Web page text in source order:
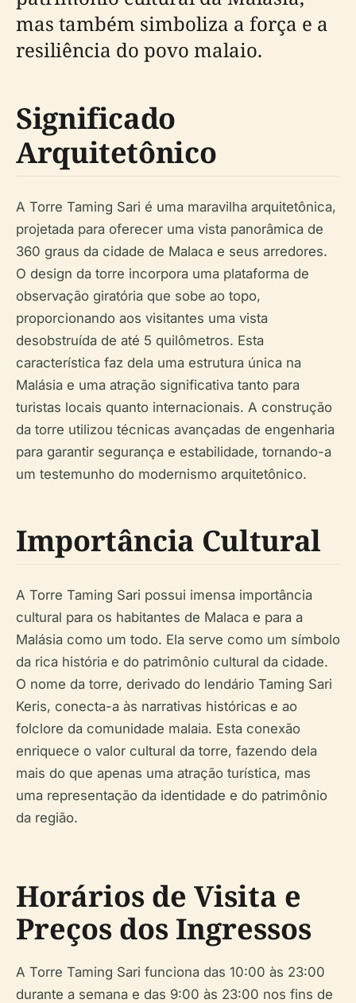
mas também simboliza a força e a
resiliência do povo malaio.
Significado
Arquitetônico
A Torre Taming Sari é uma maravilha arquitetônica,
projetada para oferecer uma vista panorâmica de
360 graus da cidade de Malaca e seus arredores.
O design da torre incorpora uma plataforma de
observação giratória que sobe ao topo,
proporcionando aos visitantes uma vista
desobstruída de até 5 quilômetros. Esta
característica faz dela uma estrutura única na
Malásia e uma atração significativa tanto para
turistas locais quanto internacionais. A construção
da torre utilizou técnicas avançadas de engenharia
para garantir segurança e estabilidade, tornando-a
um testemunho do modernismo arquitetônico.
Importância Cultural
A Torre Taming Sari possui imensa importância
cultural para os habitantes de Malaca e para a
Malásia como um todo. Ela serve como um símbolo
da rica história e do patrimônio cultural da cidade.
O nome da torre, derivado do lendário Taming Sari
Keris, conecta-a às narrativas históricas e ao
folclore da comunidade malaia. Esta conexão
enriquece o valor cultural da torre, fazendo dela
mais do que apenas uma atração turística, mas
uma representação da identidade e do patrimônio
da região.
Horários de Visita e
Preços dos Ingressos
A Torre Taming Sari funciona das 10:00 às 23:00
durante a semana e das 9:00 às 23:00 nos fins de